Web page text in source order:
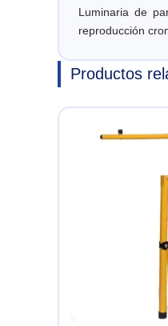
Luminaria de
reproducción
Productos